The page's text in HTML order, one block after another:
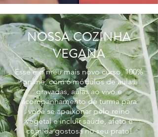
NOSSA COZINHA
VEGANA
Esse é o meu mais novo curso, 100%
online, com 6 módulos de aulas
gravadas, aulas ao vivo e
acompanhamento de turma para
você se apaixonar pelo reino
vegetal e incluir saúde, afeto e
comida gostosa no seu prato!